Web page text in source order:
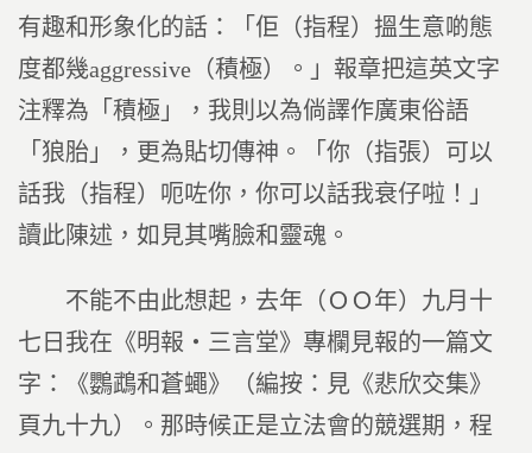
有趣和形象化的話：「佢（指程）搵生意啲態
度都幾aggressive（積極）。」報章把這英文字
注釋為「積極」，我則以為倘譯作廣東俗語
「狼胎」，更為貼切傳神。「你（指張）可以
話我（指程）呃咗你，你可以話我衰仔啦！」
讀此陳述，如見其嘴臉和靈魂。
不能不由此想起，去年（ＯＯ年）九月十
七日我在《明報‧三言堂》專欄見報的一篇文
字：《鸚鵡和蒼蠅》（編按：見《悲欣交集》
頁九十九）。那時候正是立法會的競選期，程